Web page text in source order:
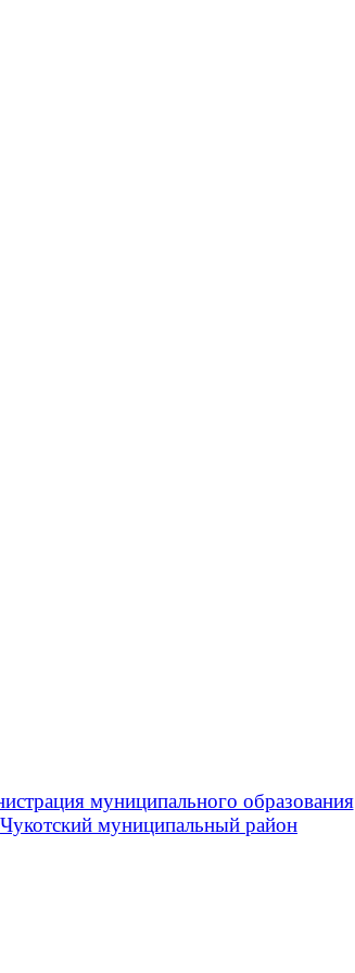
муниципального образования
Чукотский муниципальный район